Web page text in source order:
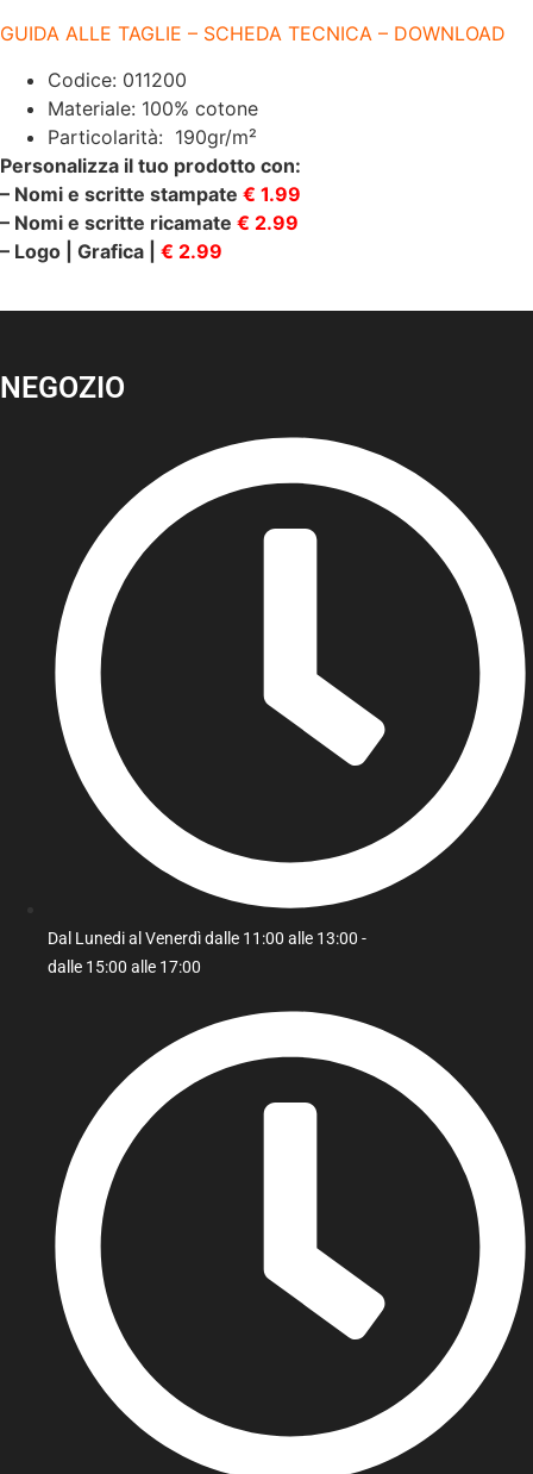
quantità
GUIDA ALLE TAGLIE – SCHEDA TECNICA – DOWNLOAD
Codice: 011200
Materiale: 100% cotone
Particolarità: 190gr/m²
Personalizza il tuo prodotto con:
– Nomi e scritte stampate € 1.99
– Nomi e scritte ricamate € 2.99
– Logo | Grafica | € 2.99
NEGOZIO
Dal Lunedi al Venerdì dalle 11:00 alle 13:00 -
dalle 15:00 alle 17:00